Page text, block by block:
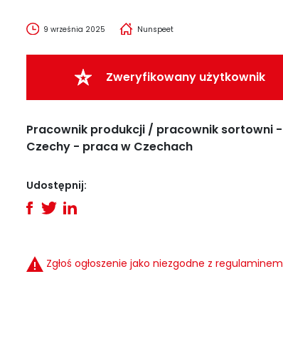
9 września 2025 Nunspeet
Zweryfikowany użytkownik
Pracownik produkcji / pracownik sortowni -
Czechy - praca w Czechach
Udostępnij:
Zgłoś ogłoszenie jako niezgodne z regulaminem